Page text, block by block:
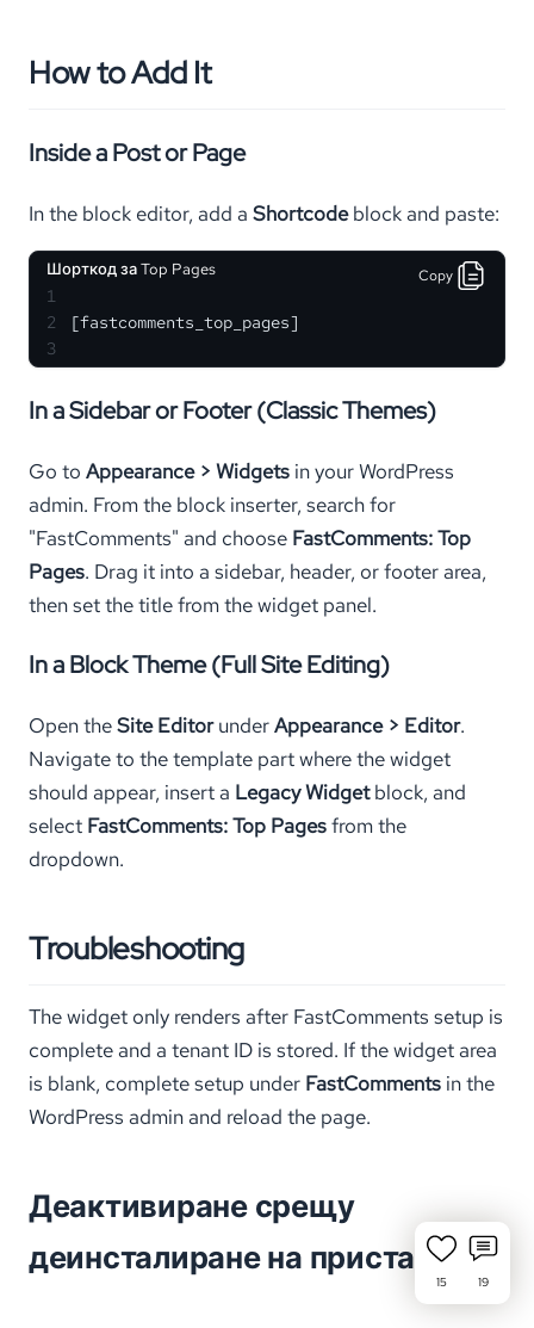
How to Add It
Inside a Post or Page
In the block editor, add a Shortcodeblock and paste:
Шорткод за Top Pages Copy
1
2
[fastcomments_top_pages]
3
In a Sidebar or Footer (Classic Themes)
Go to Appearance > Widgets in your WordPress
admin. From the block inserter, search for
"FastComments" and choose FastComments: Top
Pages. Drag it into a sidebar, header, or footer area,
then set the title from the widget panel.
In a Block Theme (Full Site Editing)
Open theSite EditorunderAppearance > Editor.
Navigate to the template part where the widget
should appear, insert a Legacy Widgetblock, and
select FastComments: Top Pagesfrom the
dropdown.
Troubleshooting
The widget only renders after FastComments setup is
complete and a tenant ID is stored. If the widget area
is blank, complete setup under FastComments in the
WordPress admin and reload the page.
Деактивиране срещу
деинсталиране на приставката
15 19